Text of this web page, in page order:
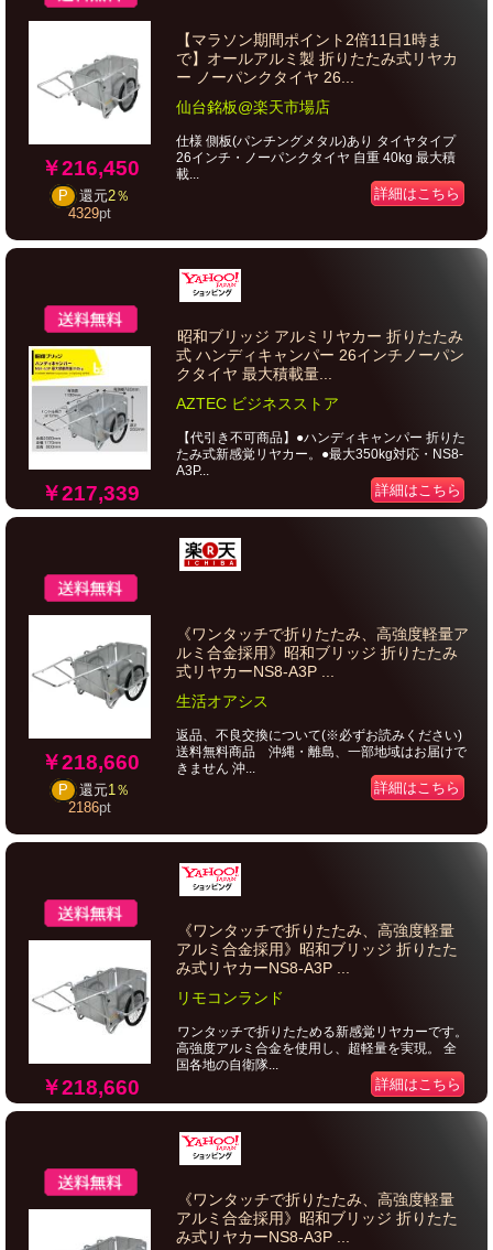
￥216,450
P 還元2％
4329pt
【マラソン期間ポイント2倍11日1時ま
で】オールアルミ製 折りたたみ式リヤカ
ー ノーパンクタイヤ 26...
仙台銘板@楽天市場店
仕様 側板(パンチングメタル)あり タイヤタイプ
26インチ・ノーパンクタイヤ 自重 40kg 最大積
載...
詳細はこちら
￥217,339
昭和ブリッジ アルミリヤカー 折りたたみ
式 ハンディキャンパー 26インチノーパン
クタイヤ 最大積載量...
AZTEC ビジネスストア
【代引き不可商品】●ハンディキャンパー 折りた
たみ式新感覚リヤカー。●最大350kg対応・NS8-
A3P...
詳細はこちら
￥218,660
P 還元1％
2186pt
《ワンタッチで折りたたみ、高強度軽量ア
ルミ合金採用》昭和ブリッジ 折りたたみ
式リヤカーNS8-A3P ...
生活オアシス
返品、不良交換について(※必ずお読みください)
送料無料商品 沖縄・離島、一部地域はお届けで
きません 沖...
詳細はこちら
￥218,660
《ワンタッチで折りたたみ、高強度軽量
アルミ合金採用》昭和ブリッジ 折りたた
み式リヤカーNS8-A3P ...
リモコンランド
ワンタッチで折りたためる新感覚リヤカーです。
高強度アルミ合金を使用し、超軽量を実現。 全
国各地の自衛隊...
詳細はこちら
《ワンタッチで折りたたみ、高強度軽量
アルミ合金採用》昭和ブリッジ 折りたた
み式リヤカーNS8-A3P ...